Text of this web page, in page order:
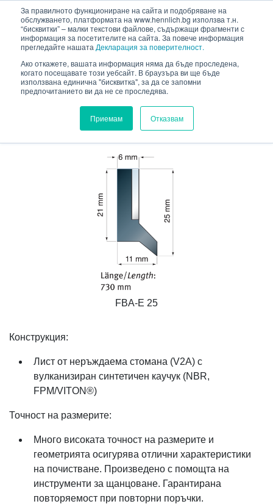
За правилното функциониране на сайта и подобряване на
обслужването, платформата на www.hennlich.bg използва т.н.
“бисквитки” – малки текстови файлове, съдържащи фрагменти с
информация за посетителите на сайта. За повече информация
прегледайте нашата Декларация за поверителност.
Ако откажете, вашата информация няма да бъде проследена,
когато посещавате този уебсайт. В браузъра ви ще бъде
използвана единична "бисквитка", за да се запомни
предпочитанието ви да не се проследява.
Приемам Отказвам
съдържание
HENNLICH.BG
ПРОДУКТИ
ПРУЖИНИ И МАШИННИ ЕЛЕМЕНТИ
ЗАЩИТНИ ПОКРИТИЯ
ЧИСТАЧИ FBA-E 25
FBA-E 25
FBA-E 25
Конструкция:
Лист от неръждаема стомана (V2A) с
вулканизиран синтетичен каучук (NBR,
FPM/VITON®)
Точност на размерите:
Много високата точност на размерите и
геометрията осигурява отлични характеристики
на почистване. Произведено с помощта на
инструменти за щанцоване. Гарантирана
повторяемост при повторни поръчки.